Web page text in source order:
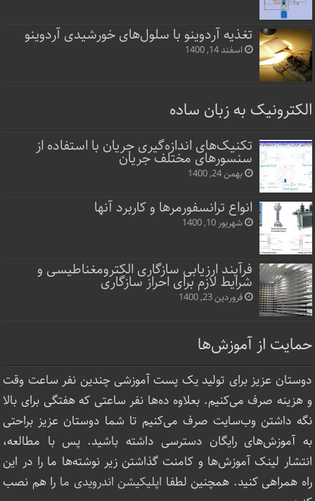
تغذیه آردوینو با سلول‌های خورشیدی آردوینو
اسفند 14, 1400
الکترونیک به زبان ساده
تکنیک‌های اندازه‌گیری جریان با استفاده از
سنسورهای مختلف جریان
بهمن 24, 1400
انواع ترانسفورمرها و کاربرد آنها
شهریور 10, 1400
فرآیند ارزیابی سازگاری الکترومغناطیسی و
شرایط لازم برای احراز سازگاری
فروردین 23, 1400
حمایت از آموزش‌ها
دوستان عزیز برای تولید یک پست آموزشی چندین نفر ساعت‌ وقت
و هزینه صرف می‌کنیم. بعلاوه ده‌ها نفر ساعتی که هفتگی برای بالا
نگه داشتن وب‌سایت صرف ‌می‌کنیم تا شما دوستان عزیز براحتی
به آموزش‌های رایگان دسترسی داشته باشید. پس با مطالعه،
انتشار لینک‌ آموزش‌ها و کامنت گذاشتن زیر نوشته‌‌ها ما را در این
راه همراهی کنید. همچنین لطفا اپلیکیشن اندرویدی ما را هم نصب